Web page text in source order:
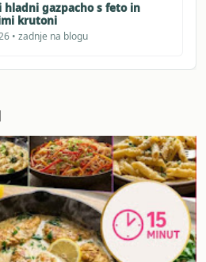
hladni gazpacho s feto in
krutoni
• zadnje na blogu